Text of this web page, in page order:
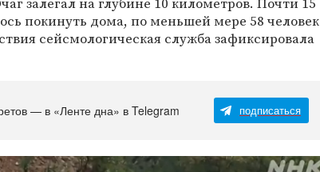
покинуть дома, по меньшей мере 58 человек
сейсмологическая служба зафиксировала
— в «Ленте дна» в Telegram подписаться